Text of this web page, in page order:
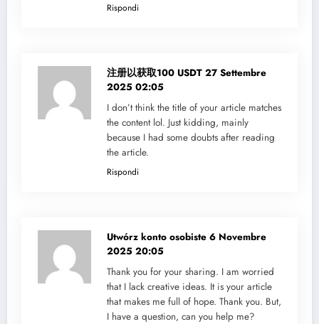
Rispondi
注册以获取100 USDT 27 Settembre
2025 02:05
I don’t think the title of your article matches
the content lol. Just kidding, mainly
because I had some doubts after reading
the article.
Rispondi
Utwórz konto osobiste 6 Novembre
2025 20:05
Thank you for your sharing. I am worried
that I lack creative ideas. It is your article
that makes me full of hope. Thank you. But,
I have a question, can you help me?